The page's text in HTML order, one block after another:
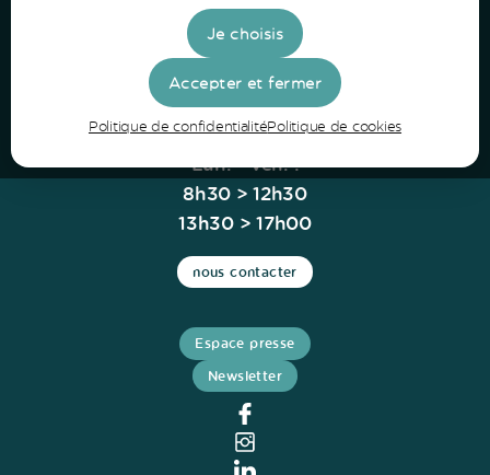
33430 Bazas
Tel: 05 56 25 28 81
Horaires
Lun. - Ven. :
8h30 > 12h30
13h30 > 17h00
nous contacter
Espace presse
Newsletter
Je choisis
Accepter et fermer
Politique de confidentialitéPolitique de cookies